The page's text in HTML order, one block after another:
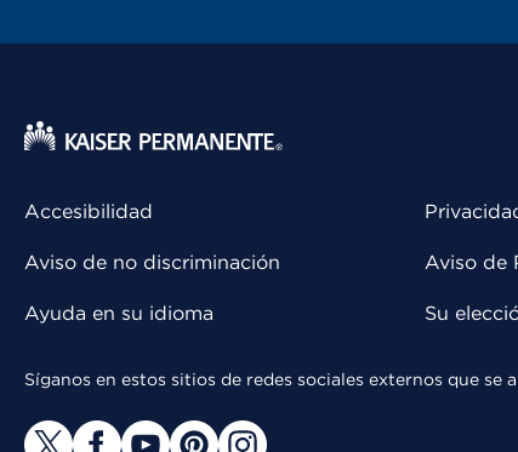
Accesibilidad
Aviso de no discriminación
Ayuda en su idioma
Aviso de
Su
Síganos en estos sitios de redes sociales externos que se